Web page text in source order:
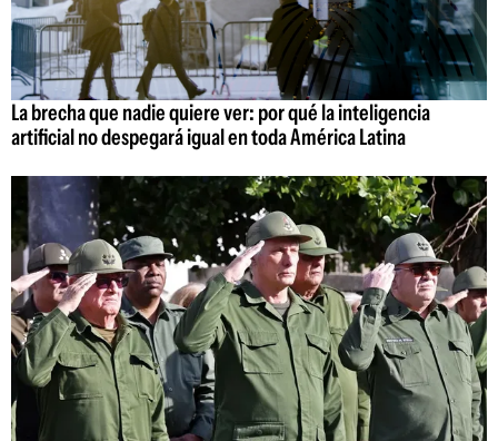
La brecha que nadie quiere ver: por qué la inteligencia
artificial no despegará igual en toda América Latina